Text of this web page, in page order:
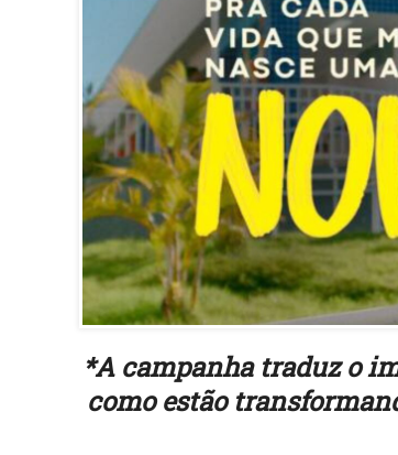
*A campanha traduz o
como estão